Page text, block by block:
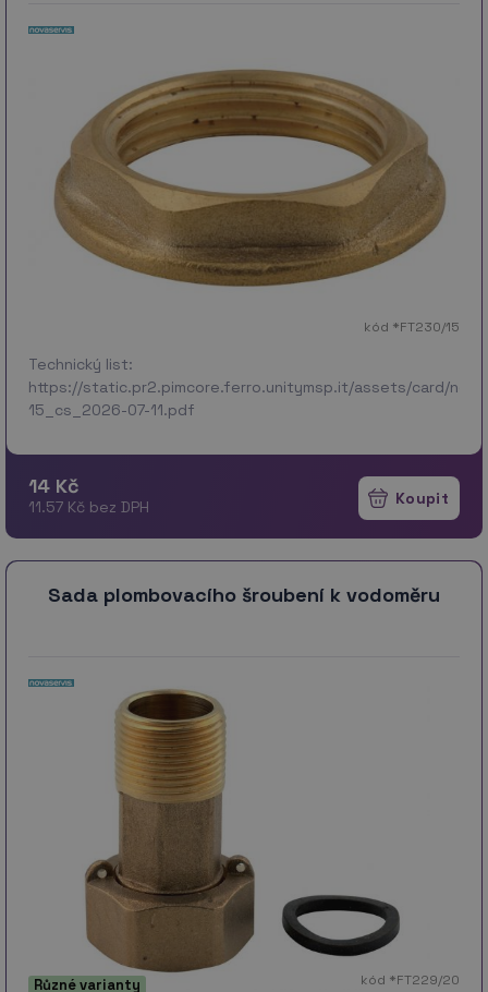
kód *FT230/15
Technický list:
https://static.pr2.pimcore.ferro.unitymsp.it/assets/card/
15_cs_2026-07-11.pdf
14 Kč
11.57 Kč bez DPH
Sada plombovacího šroubení k vodoměru
kód *FT229/20
Různé varianty